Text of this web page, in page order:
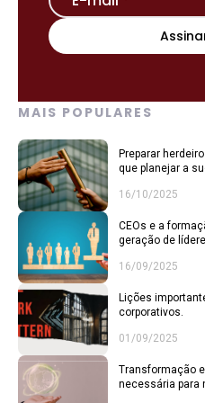
MAIS POPULARES
Preparar
que planejar a
16/10/2025
CEOs e a
geração de
16/09/2025
Lições
corporativos.
01/09/2025
Transformação
necessária para